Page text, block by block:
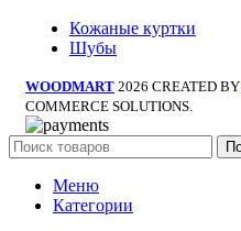
Кожаные куртки
Шубы
WOODMART 2026 CREATED BY
COMMERCE SOLUTIONS.
Меню
Категории